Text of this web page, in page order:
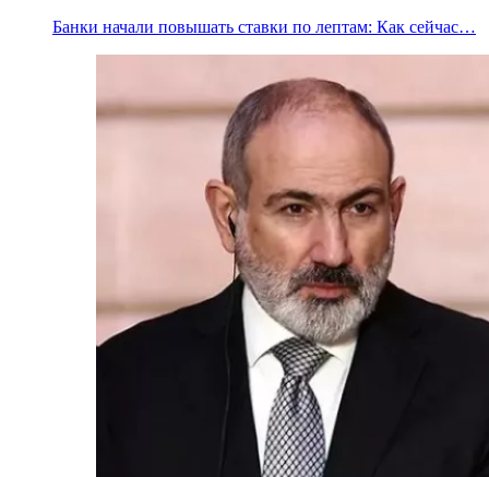
Банки начали повышать ставки по лептам: Как сейчас…